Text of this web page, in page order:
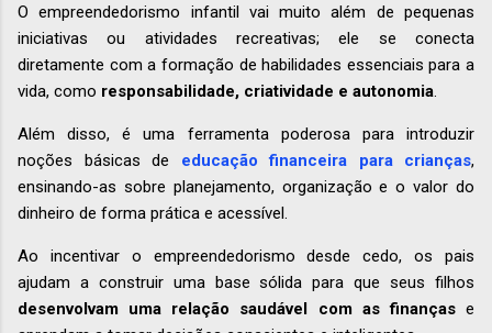
O empreendedorismo infantil vai muito além de pequenas
iniciativas ou atividades recreativas; ele se conecta
diretamente com a formação de habilidades essenciais para a
vida, como responsabilidade, criatividade e autonomia.
Além disso, é uma ferramenta poderosa para introduzir
noções básicas de educação financeira para crianças,
ensinando-as sobre planejamento, organização e o valor do
dinheiro de forma prática e acessível.
Ao incentivar o empreendedorismo desde cedo, os pais
ajudam a construir uma base sólida para que seus filhos
desenvolvam uma relação saudável com as finançase